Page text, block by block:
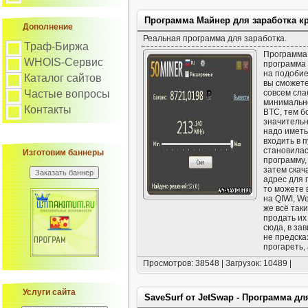
Дополнение
Траф-Биржа
WHOIS-Сервис
Каталог сайтов
Частые вопросы
Контакты
Изготовим баннеры
Услуги сайта
Программа Майнер для заработка
Реальная программа для заработка.
на
вы
совсем
BTC, тем
надо
входить в
затем
адрес для
то можете
на QIWI,
же всё
продать
сюда, в
не
Просмотров: 38548 | Загрузок: 10489 |
SaveSurf от JetSwap - Программа